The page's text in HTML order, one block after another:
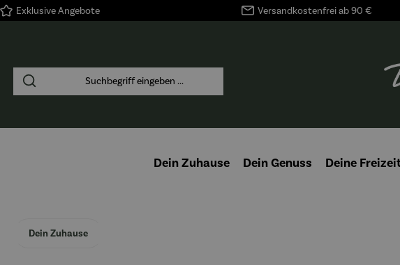
Zur Hauptnavigation springen
Exklusive Angebote Versandkostenfrei ab 90 €
Dein Zuhause Dein Genuss Deine
Dein Zuhause